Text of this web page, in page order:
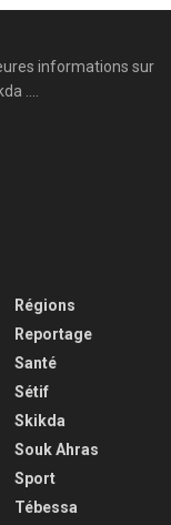
informations sur
....
Régions
Reportage
Santé
Sétif
Skikda
Souk Ahras
Sport
Tébessa